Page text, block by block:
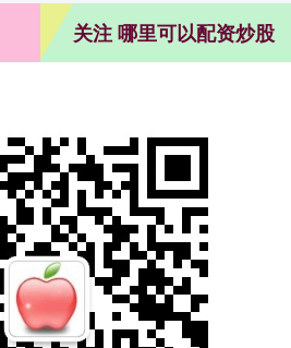
关注 哪里可以配资炒股